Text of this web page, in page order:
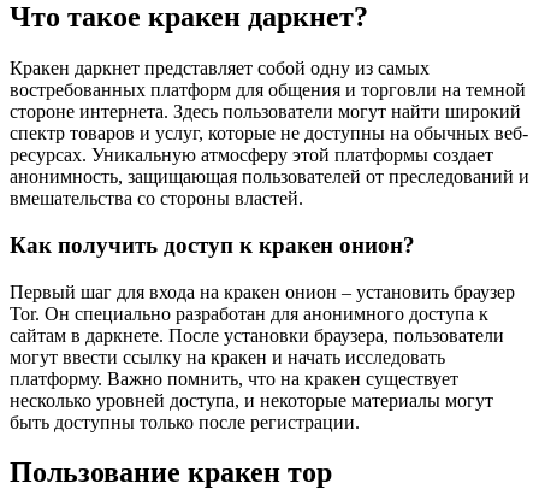
Что такое кракен даркнет?
Кракен даркнет представляет собой одну из самых
востребованных платформ для общения и торговли на темной
стороне интернета. Здесь пользователи могут найти широкий
спектр товаров и услуг, которые не доступны на обычных веб-
ресурсах. Уникальную атмосферу этой платформы создает
анонимность, защищающая пользователей от преследований и
вмешательства со стороны властей.
Как получить доступ к кракен онион?
Первый шаг для входа на кракен онион – установить браузер
Tor. Он специально разработан для анонимного доступа к
сайтам в даркнете. После установки браузера, пользователи
могут ввести ссылку на кракен и начать исследовать
платформу. Важно помнить, что на кракен существует
несколько уровней доступа, и некоторые материалы могут
быть доступны только после регистрации.
Пользование кракен тор